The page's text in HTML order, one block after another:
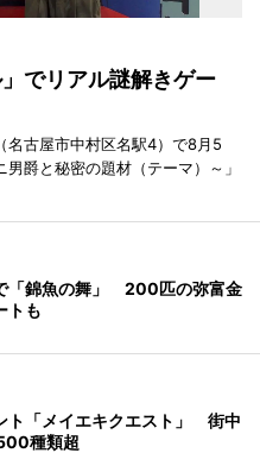
でリアル謎解きゲー
名古屋市中村区名駅4）で8月5
爵と秘密の題材（テーマ）～」
「錦魚の舞」 200匹の弥富金
トも
ト「メイエキクエスト」 街中
種類超